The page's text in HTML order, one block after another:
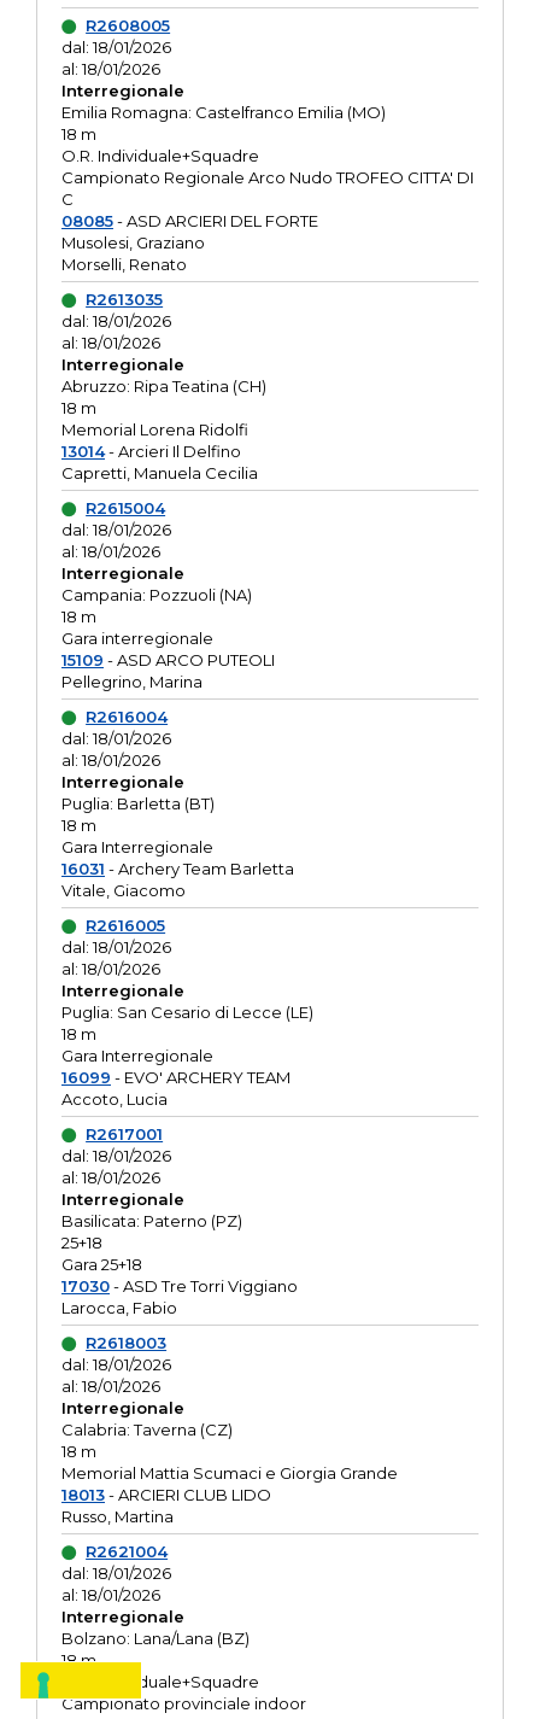
R2608005
dal: 18/01/2026
al: 18/01/2026
Interregionale
Emilia Romagna: Castelfranco Emilia (MO)
18 m
O.R. Individuale+Squadre
Campionato Regionale Arco Nudo TROFEO CITTA' DI
C
08085- ASD ARCIERI DEL FORTE
Musolesi, Graziano
Morselli, Renato
R2613035
dal: 18/01/2026
al: 18/01/2026
Interregionale
Abruzzo: Ripa Teatina (CH)
18 m
Memorial Lorena Ridolfi
13014- Arcieri Il Delfino
Capretti, Manuela Cecilia
R2615004
dal: 18/01/2026
al: 18/01/2026
Interregionale
Campania: Pozzuoli (NA)
18 m
Gara interregionale
15109 - ASD ARCO PUTEOLI
Pellegrino, Marina
R2616004
dal: 18/01/2026
al: 18/01/2026
Interregionale
Puglia: Barletta (BT)
18 m
Gara Interregionale
16031 - Archery Team Barletta
Vitale, Giacomo
R2616005
dal: 18/01/2026
al: 18/01/2026
Interregionale
Puglia: San Cesario di Lecce (LE)
18 m
Gara Interregionale
16099 - EVO' ARCHERY TEAM
Accoto, Lucia
R2617001
dal: 18/01/2026
al: 18/01/2026
Interregionale
Basilicata: Paterno (PZ)
25+18
Gara 25+18
17030- ASD Tre Torri Viggiano
Larocca, Fabio
R2618003
dal: 18/01/2026
al: 18/01/2026
Interregionale
Calabria: Taverna (CZ)
18 m
Memorial Mattia Scumaci e Giorgia Grande
18013- ARCIERI CLUB LIDO
Russo, Martina
R2621004
dal: 18/01/2026
al: 18/01/2026
Interregionale
Bolzano: Lana/Lana (BZ)
18 m
O.R. Individuale+Squadre
Campionato provinciale indoor